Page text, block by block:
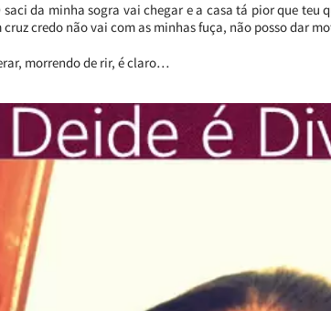
da minha sogra vai chegar e a casa tá pior que teu
cruz credo não vai com as minhas fuça, não posso dar
morrendo de rir, é claro…